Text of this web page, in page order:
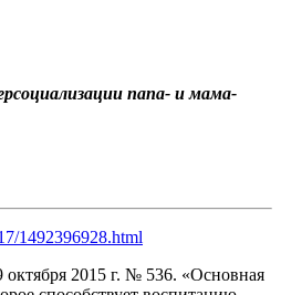
папа- и мама-
1492396928.html
октября 2015 г. № 536. «Основная